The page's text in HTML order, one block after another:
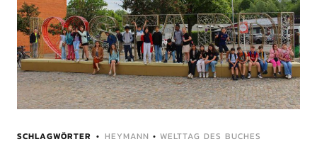
SCHLAGWÖRTER HEYMANN • WELTTAG DES BUCHES